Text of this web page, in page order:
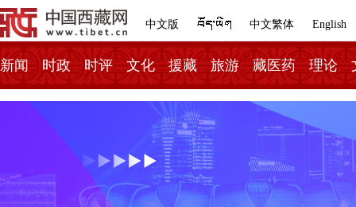
中文版 中文繁体 English
新闻 时政 时评 文化 援藏 旅游 藏医药 理论